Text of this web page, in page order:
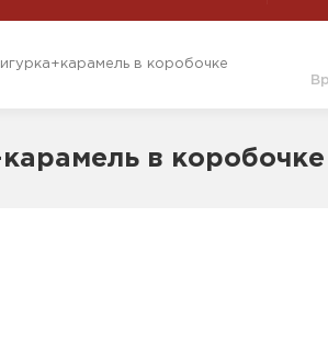
в коробочке
в коробочке